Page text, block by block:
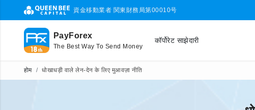
資金移動業者 関東財務局第00010号
PayForex
The Best Way To Send Money
कॉर्पोरेट साझेदारी
होम धोखाधड़ी वाले लेन-देन के लिए मुआवज़ा नीति